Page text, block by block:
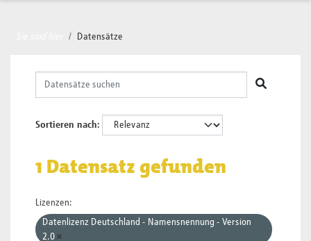
Datensätze
Sortieren nach
1 Datensatz gefunden
Lizenzen:
Datenlizenz Deutschland - Namensnennung - Version
2.0